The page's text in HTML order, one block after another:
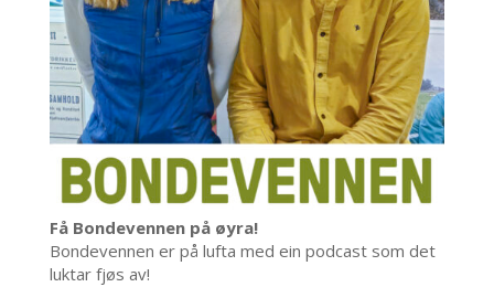
Få Bondevennen på øyra!
Bondevennen er på lufta med ein podcast som det
luktar fjøs av!